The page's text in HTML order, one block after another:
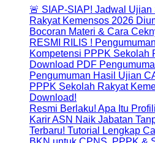
🚨 SIAP-SIAP! Jadwal
Rakyat Kemensos 2026
Bocoran Materi & Cara
RESMI RILIS !
Kompetensi PPPK Sekolah
Download PDF
Pengumuman Hasil Ujian
PPPK Sekolah Rakyat
Download!
Resmi Berlaku! Apa Itu
Karir ASN Naik Jabatan
Terbaru! Tutorial Lengkap